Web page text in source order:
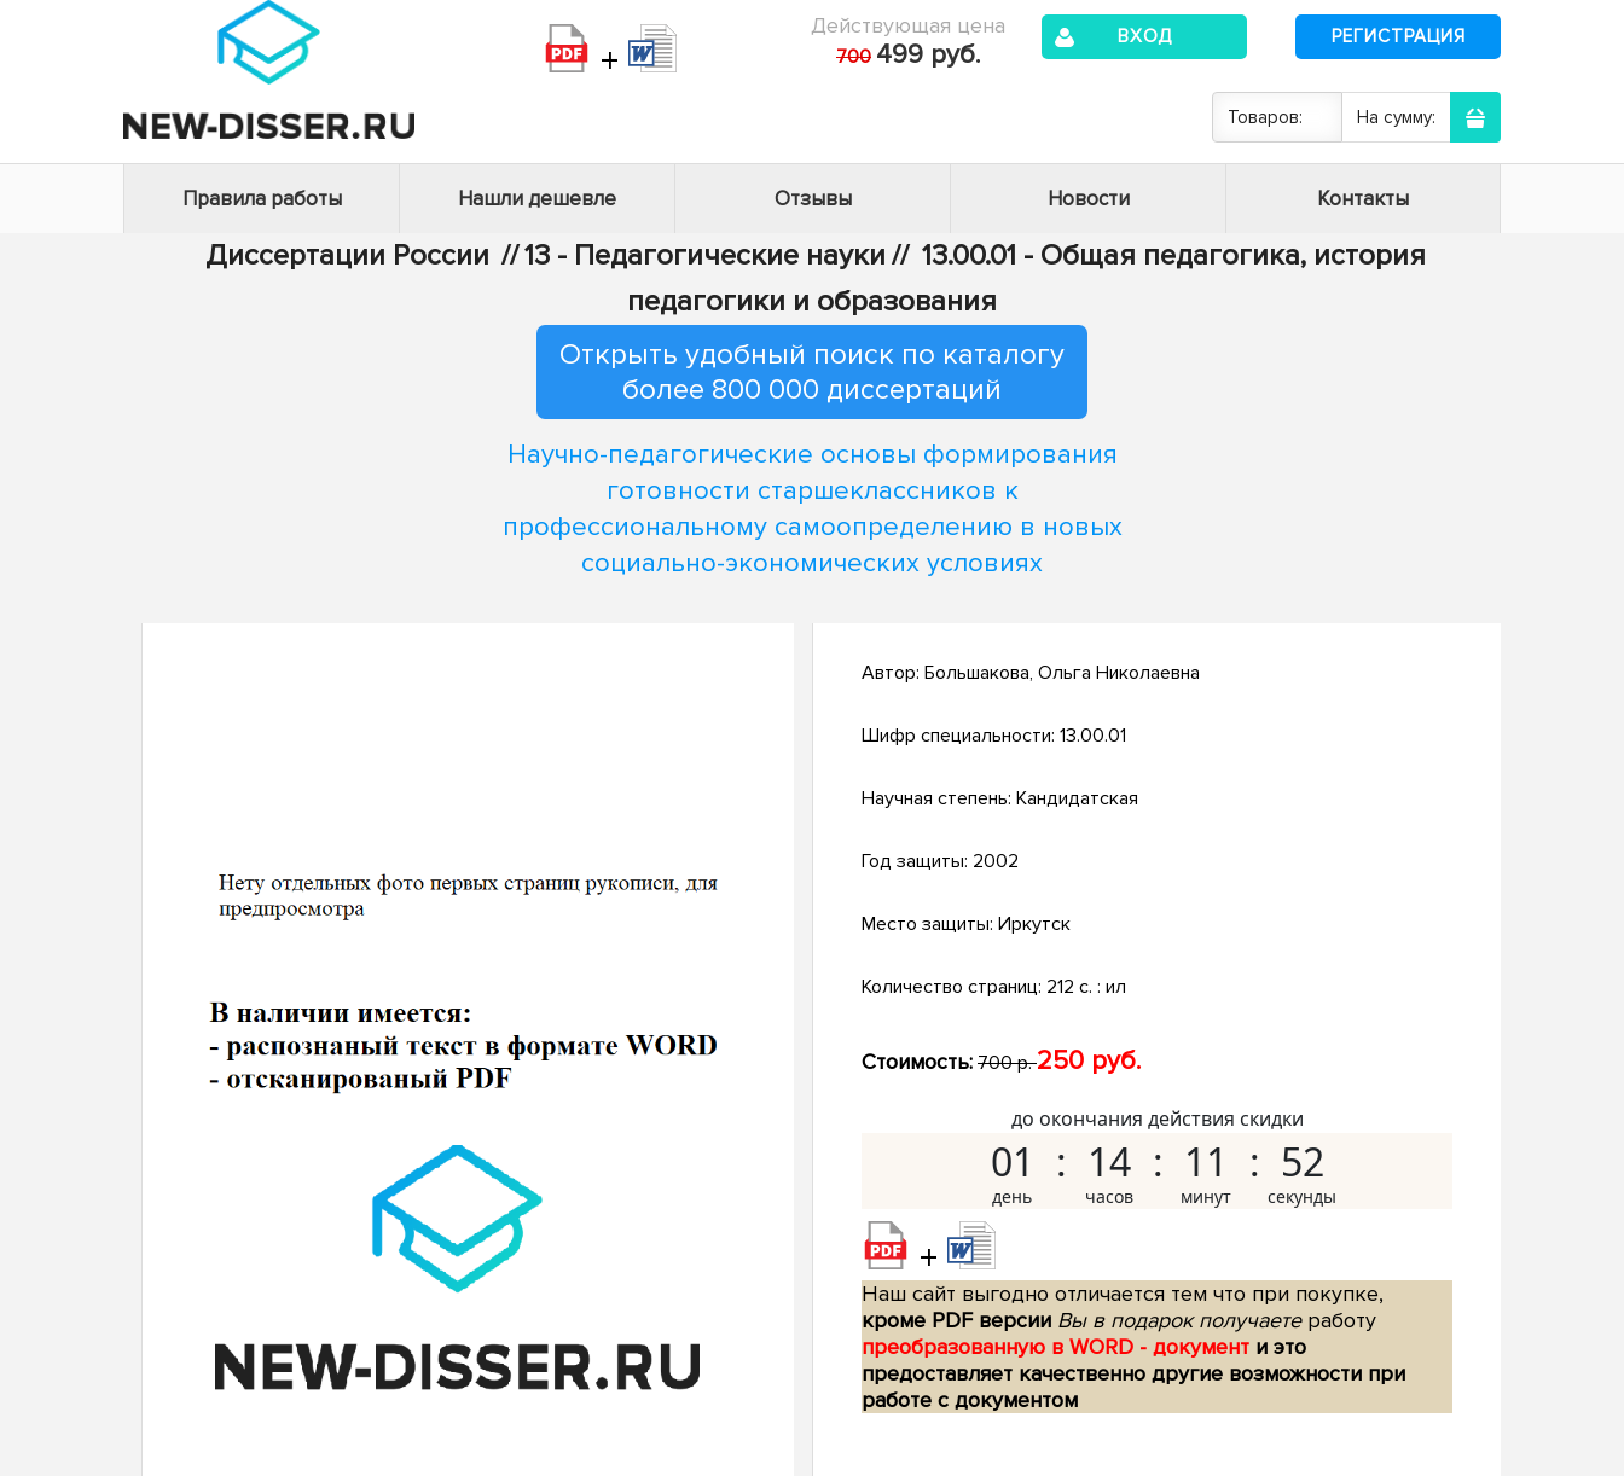
+
Действующая цена
700 499 руб.
ВХОД РЕГИСТРАЦИЯ
Товаров: На сумму:
Правила работы Нашли дешевле Отзывы Новости Контакты
Диссертации России //13 - Педагогические науки // 13.00.01 - Общая педагогика, история
педагогики и образования
Открыть удобный поиск по каталогу
более 800 000 диссертаций
Научно-педагогические основы формирования
готовности старшеклассников к
профессиональному самоопределению в новых
социально-экономических условиях
Автор: Большакова, Ольга Николаевна
Шифр специальности: 13.00.01
Научная степень: Кандидатская
Год защиты: 2002
Место защиты: Иркутск
Количество страниц: 212 с. : ил
Стоимость: 700 р.250 руб.
до окончания действия скидки
01 14 11 51
+
Наш сайт выгодно отличается тем что при покупке,
кроме PDF версии Вы в подарок получаетеработу
преобразованную в WORD - документ и это
предоставляет качественно другие возможности при
работе с документом